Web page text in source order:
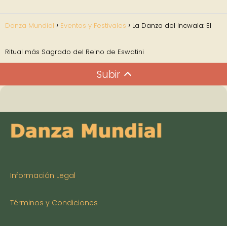
Danza Mundial Eventos y Festivales La Danza del Incwala: El
Ritual más Sagrado del Reino de Eswatini
Subir
Información Legal
Términos y Condiciones